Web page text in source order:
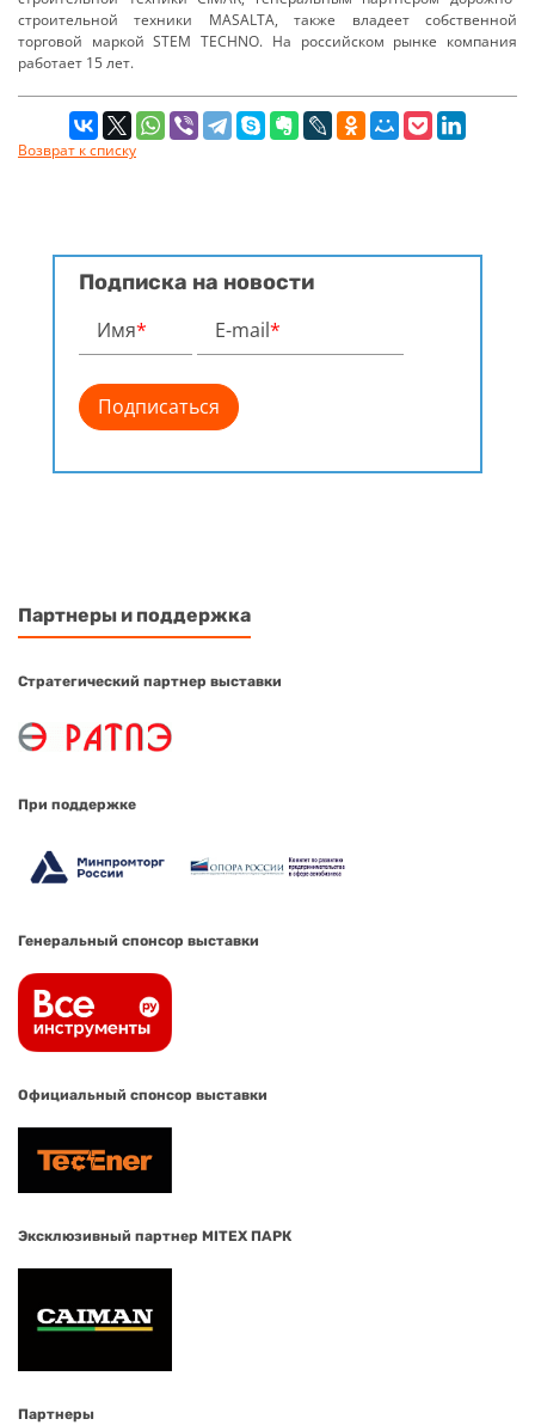
строительной техники MASALTA, также владеет собственной
торговой маркой STEM TECHNO. На российском рынке компания
работает 15 лет.
Возврат к списку
Подписка на новости
Имя* E-mail*
Партнеры и поддержка
Стратегический партнер выставки
При поддержке
Генеральный спонсор выставки
Официальный спонсор выставки
Эксклюзивный партнер MITEX ПАРК
Партнеры